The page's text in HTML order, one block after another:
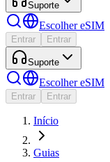
Suporte
Escolher eSIM
Entrar Entrar
Suporte
Escolher eSIM
Entrar Entrar
Início
Guias